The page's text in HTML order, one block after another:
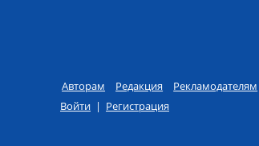
Авторам Редакция Рекламодателям
Войти | Регистрация